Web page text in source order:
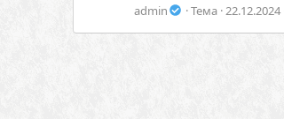
admin Тема 22.12.2024